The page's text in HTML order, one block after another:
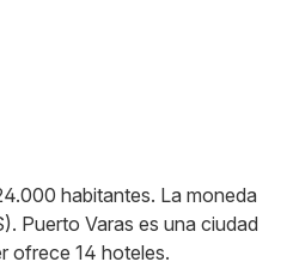
habitantes. La moneda
Puerto Varas es una ciudad
ofrece 14 hoteles.